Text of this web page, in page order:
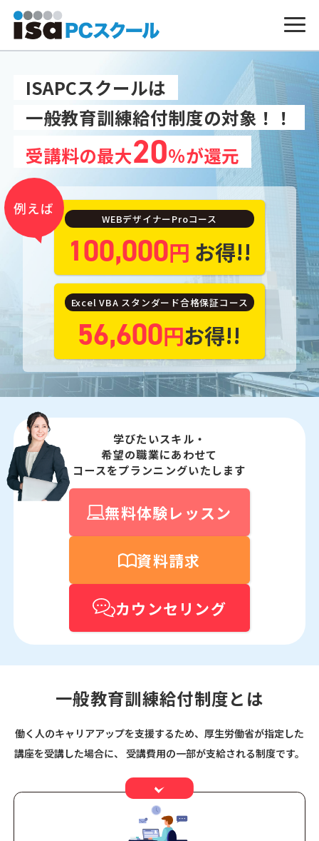
ISAPCスクールは
一般教育訓練給付制度の対象！！
受講料の最大20％が還元
例えば
WEBデザイナーProコース
100,000円 お得!!
Excel VBA スタンダード合格保証コース
56,600円お得!!
学びたいスキル・
希望の職業にあわせて
コースをプランニングいたします
無料体験レッスン
資料請求
カウンセリング
一般教育訓練給付制度とは
働く人のキャリアアップを支援するため、厚生労働省が指定した
講座を受講した場合に、
受講費用の一部が支給される制度です。